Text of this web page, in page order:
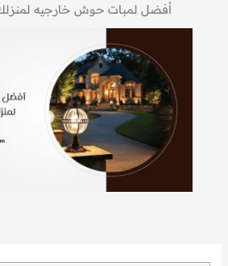
أفضل لمبات حوش خارجيه